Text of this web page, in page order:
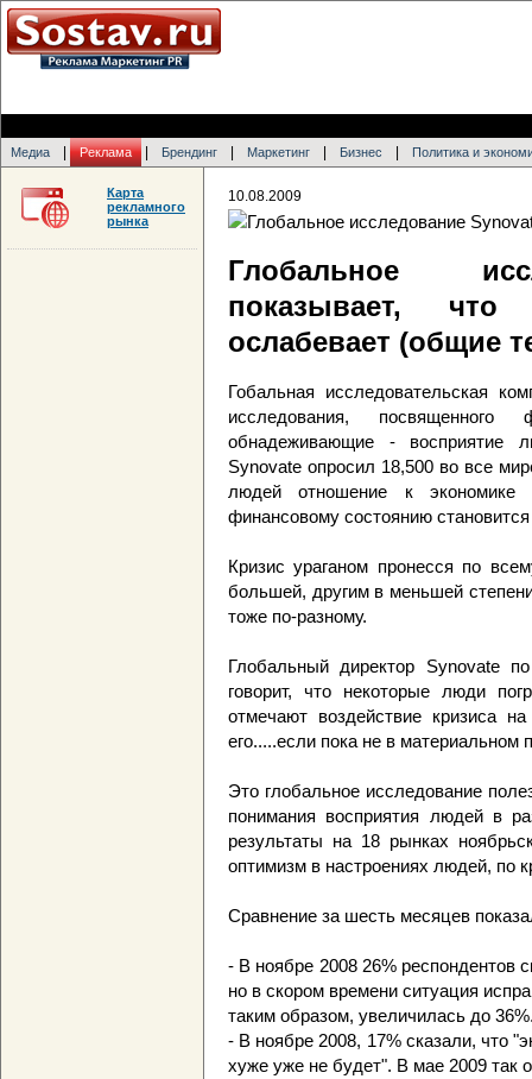
Медиа Реклама Брендинг Маркетинг Бизнес Политика и
10.08.2009
Глобальное
показывает, что
ослабевает (общие
Гобальная исследовательская
исследования,
обнадеживающие - восприятие
Synovate опросил 18,500 во все
людей отношение к экономике
финансовому состоянию
Кризис ураганом пронесся по
большей, другим в меньшей
тоже по-разному.
Глобальный директор Synovate
говорит, что некоторые люди
отмечают воздействие кризиса
его.....если пока не в материальном
Это глобальное исследование
понимания восприятия людей в
результаты на 18 рынках
оптимизм в настроениях людей, по
Сравнение за шесть месяцев
- В ноябре 2008 26% респондентов
но в скором времени ситуация
таким образом, увеличилась до
- В ноябре 2008, 17% сказали, что
хуже уже не будет". В мае 2009 так
Карта
рекламного
рынка